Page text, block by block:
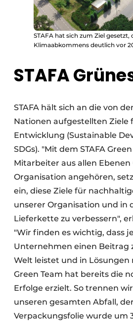
STAFA hat sich zum Ziel gesetzt,
Klimaabkommens deutlich vor
STAFA
STAFA hält sich an die von
Nationen aufgestellten Ziele
Entwicklung (Sustainable
SDGs). "Mit dem STAFA
Mitarbeiter aus allen Ebenen
Organisation angehören,
ein, diese Ziele für
unserer Organisation und in
Lieferkette zu verbessern",
"Wir finden es wichtig, dass
Unternehmen einen Beitrag
Welt leistet und in Lösungen
Green Team hat bereits die
Erfolge erzielt. So trennen
unseren gesamten Abfall,
Verpackungsfolie wurde um